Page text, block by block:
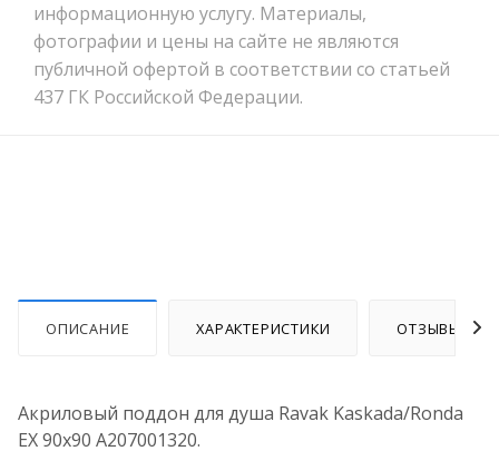
информационную услугу. Материалы,
фотографии и цены на сайте не являются
публичной офертой в соответствии со статьей
437 ГК Российской Федерации.
ОПИСАНИЕ ХАРАКТЕРИСТИКИ ОТЗЫВЫ
Акриловый поддон для душа Ravak Kaskada/Ronda
EX 90х90 A207001320.